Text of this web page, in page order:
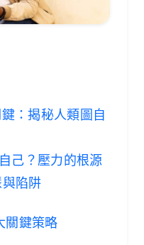
：揭秘人類圖自
己？壓力的根源
陷阱
關鍵策略